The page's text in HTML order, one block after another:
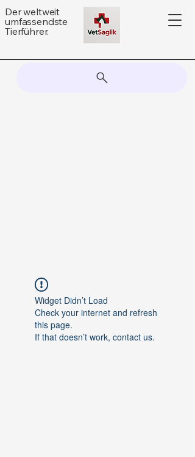
Der weltweit
umfassendste
Tierführer.
Widget Didn’t Load
Check your internet and refresh
this page.
If that doesn’t work, contact us.